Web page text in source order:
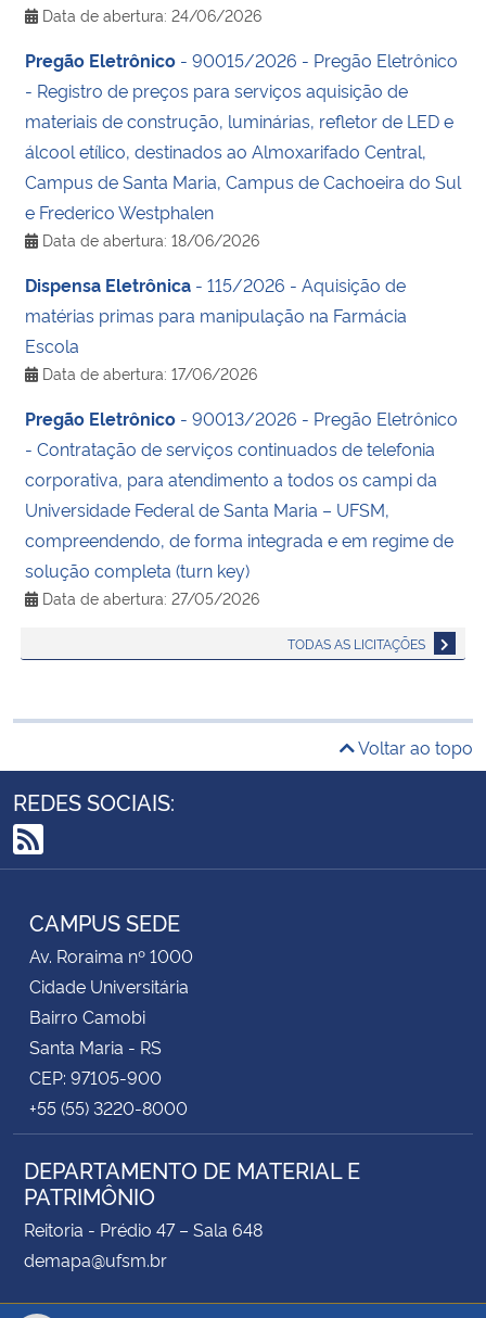
Data de abertura: 24/06/2026
Pregão Eletrônico - 90015/2026 - Pregão Eletrônico
- Registro de preços para serviços aquisição de
materiais de construção, luminárias, refletor de LED e
álcool etílico, destinados ao Almoxarifado Central,
Campus de Santa Maria, Campus de Cachoeira do Sul
e Frederico Westphalen
Data de abertura: 18/06/2026
Dispensa Eletrônica - 115/2026 - Aquisição de
matérias primas para manipulação na Farmácia
Escola
Data de abertura: 17/06/2026
Pregão Eletrônico - 90013/2026 - Pregão Eletrônico
- Contratação de serviços continuados de telefonia
corporativa, para atendimento a todos os campi da
Universidade Federal de Santa Maria – UFSM,
compreendendo, de forma integrada e em regime de
solução completa (turn key)
Data de abertura: 27/05/2026
TODAS AS LICITAÇÕES
Voltar ao topo
REDES SOCIAIS:
RSS
CAMPUS SEDE
Av. Roraima nº 1000
Cidade Universitária
Bairro Camobi
Santa Maria - RS
CEP: 97105-900
+55 (55) 3220-8000
DEPARTAMENTO DE MATERIAL E
PATRIMÔNIO
Reitoria - Prédio 47 – Sala 648
demapa@ufsm.br